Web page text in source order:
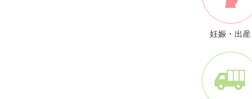
妊娠・出産